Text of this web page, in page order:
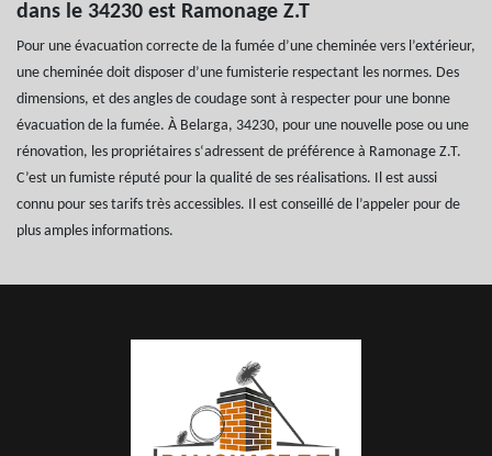
dans le 34230 est Ramonage Z.T
Pour une évacuation correcte de la fumée d’une cheminée vers l’extérieur,
une cheminée doit disposer d’une fumisterie respectant les normes. Des
dimensions, et des angles de coudage sont à respecter pour une bonne
évacuation de la fumée. À Belarga, 34230, pour une nouvelle pose ou une
rénovation, les propriétaires s‘adressent de préférence à Ramonage Z.T.
C’est un fumiste réputé pour la qualité de ses réalisations. Il est aussi
connu pour ses tarifs très accessibles. Il est conseillé de l’appeler pour de
plus amples informations.